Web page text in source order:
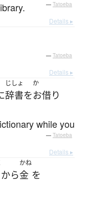
— Tatoeba
Details ▸
— Tatoeba
Details ▸
じしょ
辞書を
か
お借り
while you
— Tatoeba
Details ▸
から
かね
金 を